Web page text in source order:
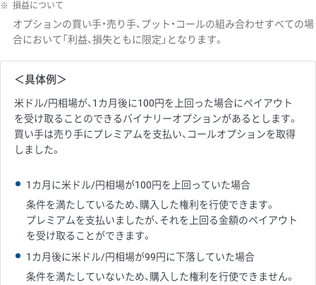
※ 損益について
オプションの買い手・売り手、プット・コールの組み合わせすべての場
合において「利益、損失ともに限定」となります。
＜具体例＞
米ドル/円相場が、1カ月後に100円を上回った場合にペイアウト
を受け取ることのできるバイナリーオプションがあるとします。
買い手は売り手にプレミアムを支払い、コールオプションを取得
しました。
1カ月に米ドル/円相場が100円を上回っていた場合
条件を満たしているため、購入した権利を行使できます。
プレミアムを支払いましたが、それを上回る金額のペイアウト
を受け取ることができます。
1カ月後に米ドル/円相場が99円に下落していた場合
条件を満たしていないため、購入した権利を行使できません。